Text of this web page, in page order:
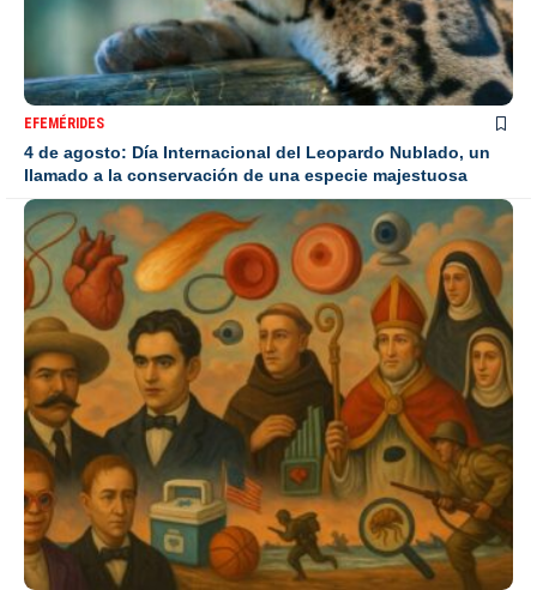
EFEMÉRIDES
4 de agosto: Día Internacional del Leopardo Nublado, un
llamado a la conservación de una especie majestuosa